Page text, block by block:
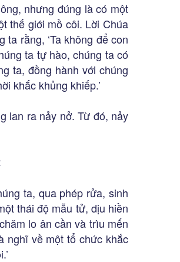
nhưng đúng là có một
thế giới mồ côi. Lời Chúa
rằng, ‘Ta không để con
ta tự hào, chúng ta có
ta, đồng hành với chúng
khắc khủng khiếp.’
lan ra nảy nở. Từ đó, nảy
ta, qua phép rửa, sinh
thái độ mẫu tử, dịu hiền
lo ân cần và trìu mến
nghĩ về một tổ chức khắc